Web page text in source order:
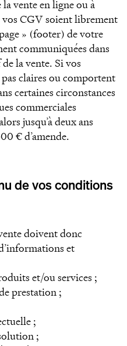
vente en ligne ou à
vos CGV soient librement
» (footer) de votre
communiquées dans
la vente. Si vos
claires ou comportent
certaines circonstances
commerciales
jusqu’à deux ans
€ d’amende.
de vos conditions
doivent donc
et
et/ou services ;
prestation ;
;
;